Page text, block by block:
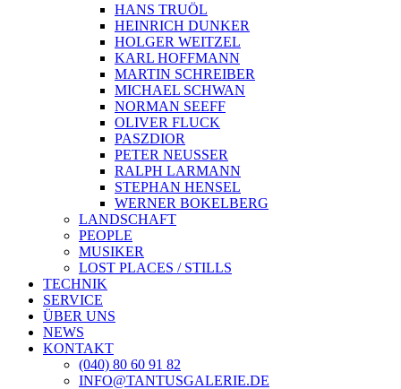
HANS TRUÖL
HEINRICH DUNKER
HOLGER WEITZEL
KARL HOFFMANN
MARTIN SCHREIBER
MICHAEL SCHWAN
NORMAN SEEFF
OLIVER FLUCK
PASZDIOR
PETER NEUSSER
RALPH LARMANN
STEPHAN HENSEL
WERNER BOKELBERG
LANDSCHAFT
PEOPLE
MUSIKER
LOST PLACES / STILLS
TECHNIK
SERVICE
ÜBER UNS
NEWS
KONTAKT
(040) 80 60 91 82
INFO@TANTUSGALERIE.DE